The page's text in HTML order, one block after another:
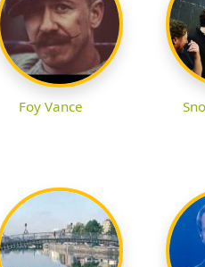
Foy Vance